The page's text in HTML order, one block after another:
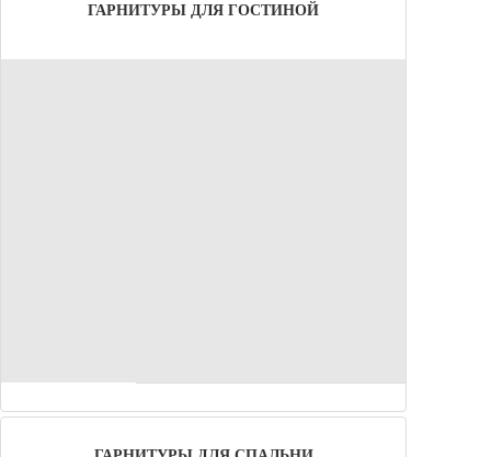
ГАРНИТУРЫ ДЛЯ ГОСТИНОЙ